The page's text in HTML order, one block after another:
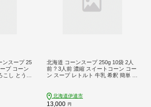
ンスープ 25
プ コーン
し とうき
】
北海道 コーンスープ 250g 10袋 2人
前 ? 3人前 濃縮 スイートコーン コー
ン スープ レトルト 牛乳 希釈 簡単 と
4】北海道伊達市
13,000 円